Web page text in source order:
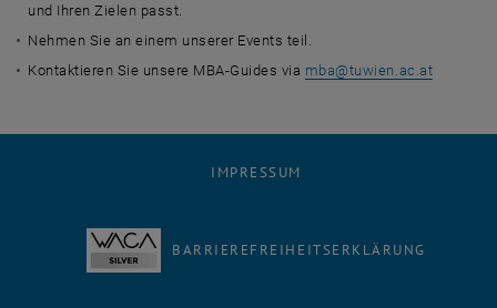
und Ihren Zielen passt.
Nehmen Sie an einem unserer Events teil.
Kontaktieren Sie unsere MBA-Guides via mba@tuwien.ac.at
IMPRESSUM
BARRIEREFREIHEITSERKLÄRUNG